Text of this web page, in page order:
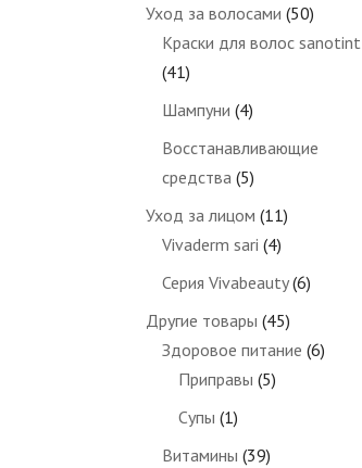
Уход за волосами (50)
Краски для волос sanotint
(41)
Шампуни (4)
Восстанавливающие
средства (5)
Уход за лицом (11)
Vivaderm sari (4)
Серия Vivabeauty (6)
Другие товары (45)
Здоровое питание (6)
Приправы (5)
Супы (1)
Витамины (39)